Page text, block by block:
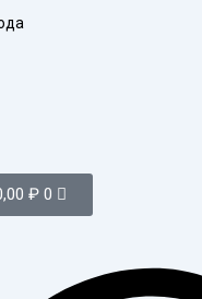
₽ 0
Корзина